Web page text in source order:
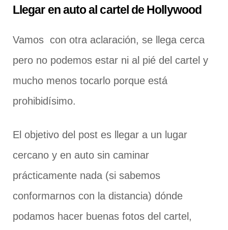
Llegar en auto al cartel de Hollywood
Vamos con otra aclaración, se llega cerca
pero no podemos estar ni al pié del cartel y
mucho menos tocarlo porque está
prohibidísimo.
El objetivo del post es llegar a un lugar
cercano y en auto sin caminar
prácticamente nada (si sabemos
conformarnos con la distancia) dónde
podamos hacer buenas fotos del cartel,